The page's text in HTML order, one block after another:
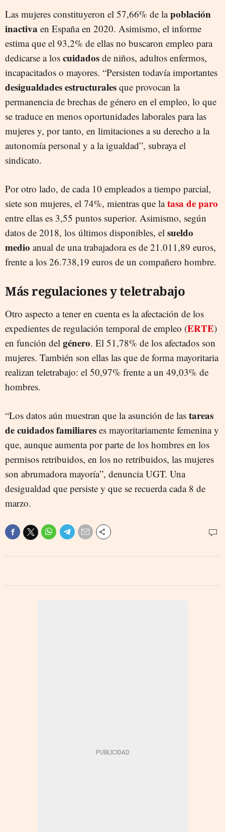
Las mujeres constituyeron el 57,66% de lapoblación
inactiva en España en 2020. Asimismo, el informe
estima que el 93,2% de ellas no buscaron empleo para
dedicarse a los cuidados de niños, adultos enfermos,
incapacitados o mayores. “Persisten todavía importantes
desigualdades estructurales que provocan la
permanencia de brechas de género en el empleo, lo que
se traduce en menos oportunidades laborales para las
mujeres y, por tanto, en limitaciones a su derecho a la
autonomía personal y a la igualdad”, subraya el
sindicato.
Por otro lado, de cada 10 empleados a tiempo parcial,
siete son mujeres, el 74%, mientras que latasa de paro
entre ellas es 3,55 puntos superior. Asimismo, según
datos de 2018, los últimos disponibles, el sueldo
medio anual de una trabajadora es de 21.011,89 euros,
frente a los 26.738,19 euros de un compañero hombre.
Más regulaciones y teletrabajo
Otro aspecto a tener en cuenta es la afectación de los
expedientes de regulación temporal de empleo (ERTE)
en función del género. El 51,78% de los afectados son
mujeres. También son ellas las que de forma mayoritaria
realizan teletrabajo: el 50,97% frente a un 49,03% de
hombres.
“Los datos aún muestran que la asunción de las tareas
de cuidados familiares es mayoritariamente femenina y
que, aunque aumenta por parte de los hombres en los
permisos retribuidos, en los no retribuidos, las mujeres
son abrumadora mayoría”, denuncia UGT. Una
desigualdad que persiste y que se recuerda cada 8 de
marzo.